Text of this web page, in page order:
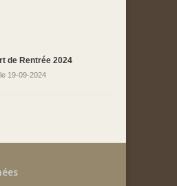
de Rentrée 2024
le 19-09-2024